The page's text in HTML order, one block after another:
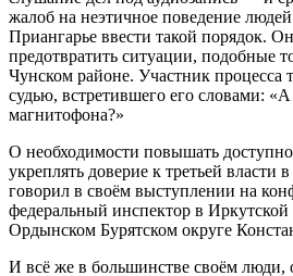
жалоб на неэтичное поведение
Приангарье ввести такой порядок.
предотвратить ситуации, подобные
Чунском районе. Участник процесса
судью, встретившего его словами:
магнитофона?»
О необходимости повышать
укреплять доверие к третьей власти
говорил в своём выступлении на
федеральный инспектор в Иркутской
Ордынском Бурятском округе
И всё же в большинстве своём люди,